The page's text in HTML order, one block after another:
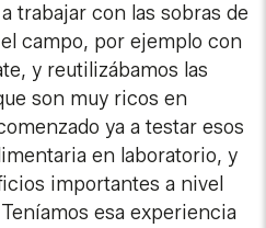
trabajar con las sobras de
campo, por ejemplo con
y reutilizábamos las
son muy ricos en
ya a testar esos
en laboratorio, y
importantes a nivel
esa experiencia